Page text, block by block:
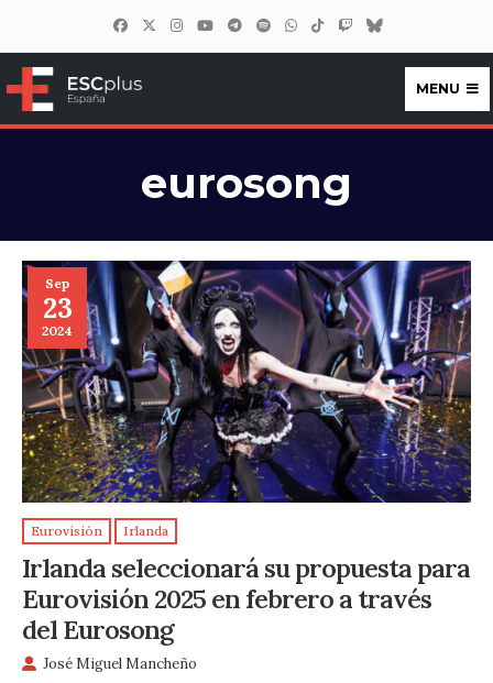
ESCplus España
MENU
eurosong
Sep
23
2024
Eurovisión Irlanda
Irlanda seleccionará su propuesta para
Eurovisión 2025 en febrero a través
del Eurosong
José Miguel Mancheño